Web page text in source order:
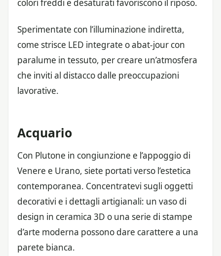
colori freddi e desaturati favoriscono il riposo.
Sperimentate con l’illuminazione indiretta,
come strisce LED integrate o abat-jour con
paralume in tessuto, per creare un’atmosfera
che inviti al distacco dalle preoccupazioni
lavorative.
Acquario
Con Plutone in congiunzione e l’appoggio di
Venere e Urano, siete portati verso l’estetica
contemporanea. Concentratevi sugli oggetti
decorativi e i dettagli artigianali: un vaso di
design in ceramica 3D o una serie di stampe
d’arte moderna possono dare carattere a una
parete bianca.